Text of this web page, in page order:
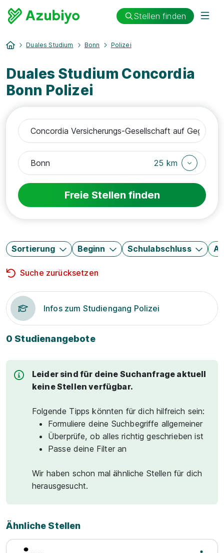
Stellen finden
Duales Studium Bonn Polizei
Duales Studium Concordia
Bonn Polizei
25 km
Freie Stellen finden
Sortierung Beginn Schulabschluss
Suche zurücksetzen
Infos zum Studiengang Polizei
0 Studienangebote
Leider sind für deine Suchanfrage aktuell
keine Stellen verfügbar.
Folgende Tipps könnten für dich hilfreich sein:
Formuliere deine Suchbegriffe allgemeiner
Überprüfe, ob alles richtig geschrieben ist
Passe deine Filter an
Wir haben schon mal ähnliche Stellen für dich
herausgesucht.
Ähnliche Stellen